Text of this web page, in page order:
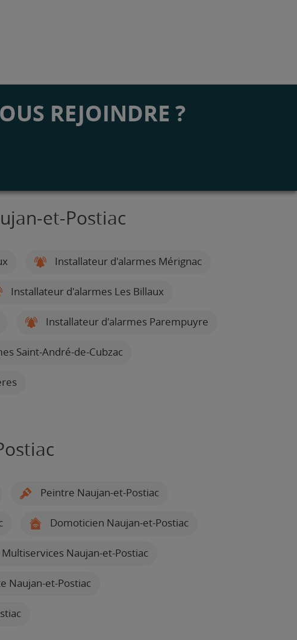
REJOINDRE ?
et-Postiac
Installateur d'alarmes Mérignac
Installateur d'alarmes Les Billaux
Installateur d'alarmes Parempuyre
Saint-André-de-Cubzac
Peintre Naujan-et-Postiac
Domoticien Naujan-et-Postiac
Multiservices Naujan-et-Postiac
Naujan-et-Postiac